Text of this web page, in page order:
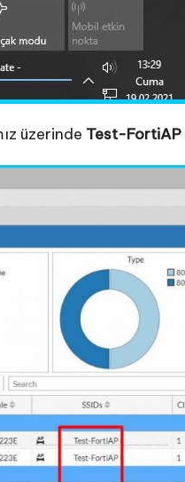
üzerinde Test-FortiAP